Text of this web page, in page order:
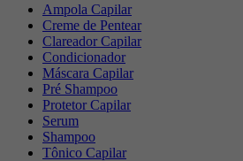
Ampola Capilar
Creme de Pentear
Clareador Capilar
Condicionador
Máscara Capilar
Pré Shampoo
Protetor Capilar
Serum
Shampoo
Tônico Capilar